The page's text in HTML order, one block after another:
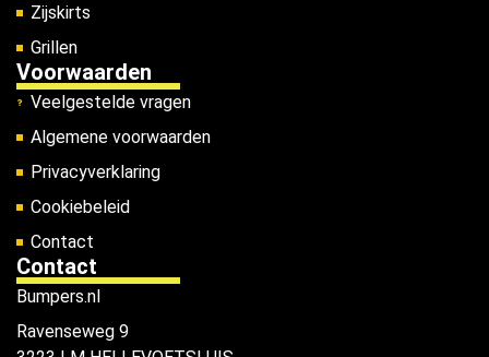
Zijskirts
Grillen
Voorwaarden
Veelgestelde vragen
Algemene voorwaarden
Privacyverklaring
Cookiebeleid
Contact
Contact
Bumpers.nl
Ravenseweg 9